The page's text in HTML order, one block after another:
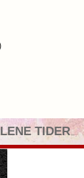
TIDER